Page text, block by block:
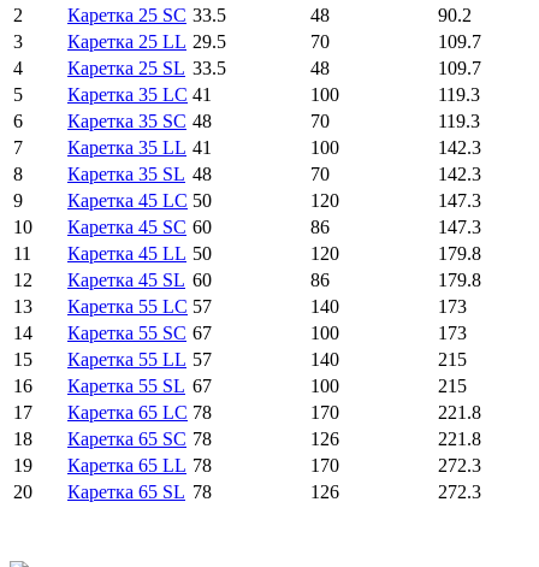
2
Каретка 25 SC 33.5 48
90.2
3
Каретка 25 LL 29.5 70
109.7
4
Каретка 25 SL 33.5 48
109.7
5
Каретка 35 LC 41 100
119.3
6
Каретка 35 SC 48 70
119.3
7
Каретка 35 LL 41 100
142.3
8
Каретка 35 SL 48 70
142.3
9
Каретка 45 LC 50 120
147.3
10
Каретка 45 SC 60 86
147.3
11
Каретка 45 LL 50 120
179.8
12
Каретка 45 SL 60 86
179.8
13
Каретка 55 LC 57 140
173
14
Каретка 55 SC 67 100
173
15
Каретка 55 LL 57 140
215
16
Каретка 55 SL 67 100
215
17
Каретка 65 LC 78 170
221.8
18
Каретка 65 SC 78 126
221.8
19
Каретка 65 LL 78 170
272.3
20
Каретка 65 SL 78 126 272.3